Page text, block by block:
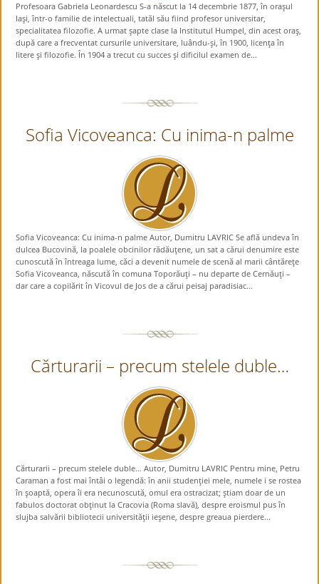
Profesoara Gabriela Leonardescu S-a născut la 14 decembrie 1877, în oraşul
Iaşi, într-o familie de intelectuali, tatăl său fiind profesor universitar,
specialitatea filozofie. A urmat şapte clase la Institutul Humpel, din acest oraş,
după care a frecventat cursurile universitare, luându-şi, în 1900, licenţa în
litere şi filozofie. În 1904 a trecut cu succes şi dificilul examen de...
Sofia Vicoveanca: Cu inima-n palme
Sofia Vicoveanca: Cu inima-n palme Autor, Dumitru LAVRIC Se află undeva în
dulcea Bucovină, la poalele obcinilor rădăuţene, un sat a cărui denumire este
cunoscută în întreaga lume, căci a devenit numele de scenă al marii cântăreţe
Sofia Vicoveanca, născută în comuna Toporăuţi – nu departe de Cernăuţi –
dar care a copilărit în Vicovul de Jos de a cărui peisaj paradisiac...
Cărturarii – precum stelele duble…
Cărturarii – precum stelele duble… Autor, Dumitru LAVRIC Pentru mine, Petru
Caraman a fost mai întâi o legendă: în anii studenţiei mele, numele i se rostea
în şoaptă, opera îi era necunoscută, omul era ostracizat; ştiam doar de un
fabulos doctorat obţinut la Cracovia (Roma slavă), despre eroismul pus în
slujba salvării bibliotecii universităţii ieşene, despre greaua pierdere...